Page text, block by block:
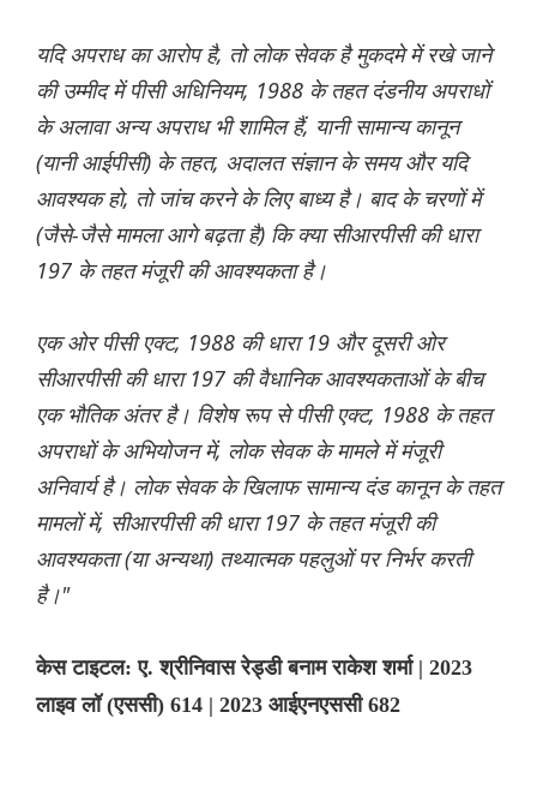
यदि अपराध का आरोप है, तो लोक सेवक है मुकदमे में रखे जाने
की उम्मीद में पीसी अधिनियम, 1988 के तहत दंडनीय अपराधों
के अलावा अन्य अपराध भी शामिल हैं, यानी सामान्य कानून
(यानी आईपीसी) के तहत, अदालत संज्ञान के समय और यदि
आवश्यक हो, तो जांच करने के लिए बाध्य है। बाद के चरणों में
(जैसे-जैसे मामला आगे बढ़ता है) कि क्या सीआरपीसी की धारा
197 के तहत मंजूरी की आवश्यकता है।
एक ओर पीसी एक्ट, 1988 की धारा 19 और दूसरी ओर
सीआरपीसी की धारा 197 की वैधानिक आवश्यकताओं के बीच
एक भौतिक अंतर है। विशेष रूप से पीसी एक्ट, 1988 के तहत
अपराधों के अभियोजन में, लोक सेवक के मामले में मंजूरी
अनिवार्य है। लोक सेवक के खिलाफ सामान्य दंड कानून के तहत
मामलों में, सीआरपीसी की धारा 197 के तहत मंजूरी की
आवश्यकता (या अन्यथा) तथ्यात्मक पहलुओं पर निर्भर करती
है।"
केस टाइटल: ए. श्रीनिवास रेड्डी बनाम राकेश शर्मा | 2023
लाइव लॉ (एससी) 614 | 2023 आईएनएससी 682